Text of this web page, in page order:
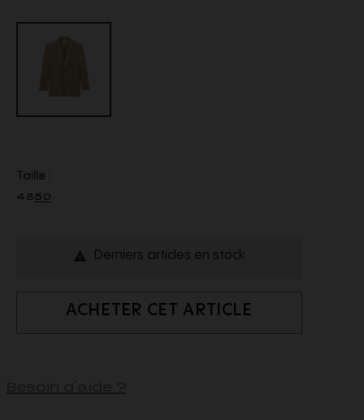
Taille :
4850
 Derniers articles en stock
ACHETER CET ARTICLE